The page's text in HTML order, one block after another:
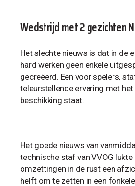
Wedstrijd met 2 gezichten
Het slechte nieuws is dat in de
hard werken geen enkele
gecreëerd. Een voor spelers,
teleurstellende ervaring met
beschikking staat.
Het goede nieuws van
technische staf van VVOG lukte
omzettingen in de rust een
helft om te zetten in een